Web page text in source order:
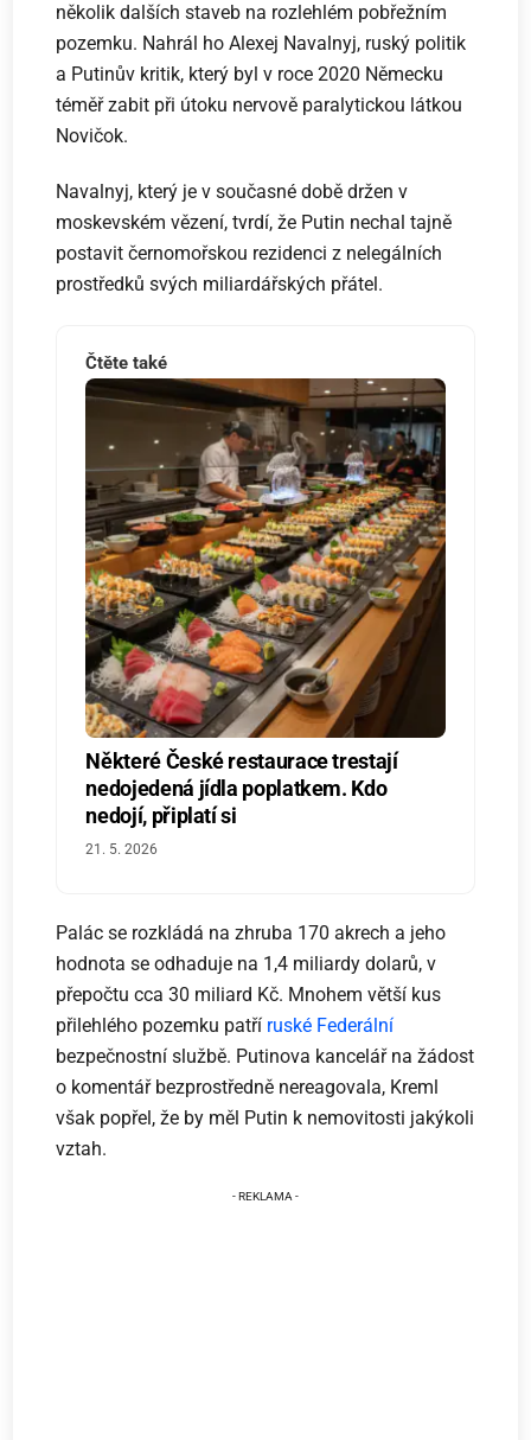
několik dalších staveb na rozlehlém pobřežním
pozemku. Nahrál ho Alexej Navalnyj, ruský politik
a Putinův kritik, který byl v roce 2020 Německu
téměř zabit při útoku nervově paralytickou látkou
Novičok.
Navalnyj, který je v současné době držen v
moskevském vězení, tvrdí, že Putin nechal tajně
postavit černomořskou rezidenci z nelegálních
prostředků svých miliardářských přátel.
Čtěte také
Některé České restaurace trestají
nedojedená jídla poplatkem. Kdo
nedojí, připlatí si
21. 5. 2026
Palác se rozkládá na zhruba 170 akrech a jeho
hodnota se odhaduje na 1,4 miliardy dolarů, v
přepočtu cca 30 miliard Kč. Mnohem větší kus
přilehlého pozemku patří ruské Federální
bezpečnostní službě. Putinova kancelář na žádost
o komentář bezprostředně nereagovala, Kreml
však popřel, že by měl Putin k nemovitosti jakýkoli
vztah.